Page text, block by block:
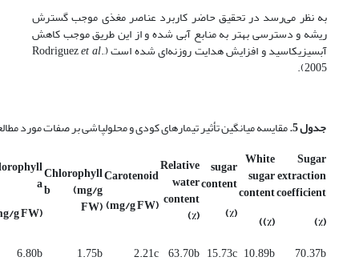
به نظر می‌رسد در تحقیق حاضر کاربرد عناصر مغذی موجب گسترش
ریشه و دسترسی بهتر به منابع آبی شده و از این طریق موجب کاهش
آبسیزیک­اسید و افزایش هدایت روزنه‌ای شده است (Rodriguezet al.,
2005).
جدول 5. مقایسه میانگین تأثیر تیمارهای کودی و محلول­پاشی بر صفات مورد
Sugar
extraction
coefficient
(%)
White
sugar
content
(%))
sugar
content
(%)
Relative
water
content
(%)
Carotenoid
(mg/g FW)
Chlorophyll
b (mg/g
FW)
a
(mg/g FW)
70.37b
10.89b
15.73c
63.70b
2.21c
1.75b
6.80b